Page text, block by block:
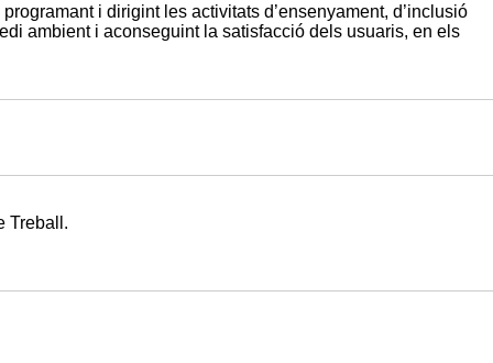
i dirigint les activitats d’ensenyament, d’inclusió
ambient i aconseguint la satisfacció dels usuaris, en els
Treball.